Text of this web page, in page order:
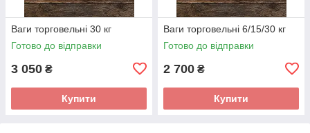
Ваги торговельні 30 кг
Готово до відправки
3 050 ₴
Купити
Ваги торговельні 6/15/30 кг
Готово до відправки
2 700 ₴
Купити